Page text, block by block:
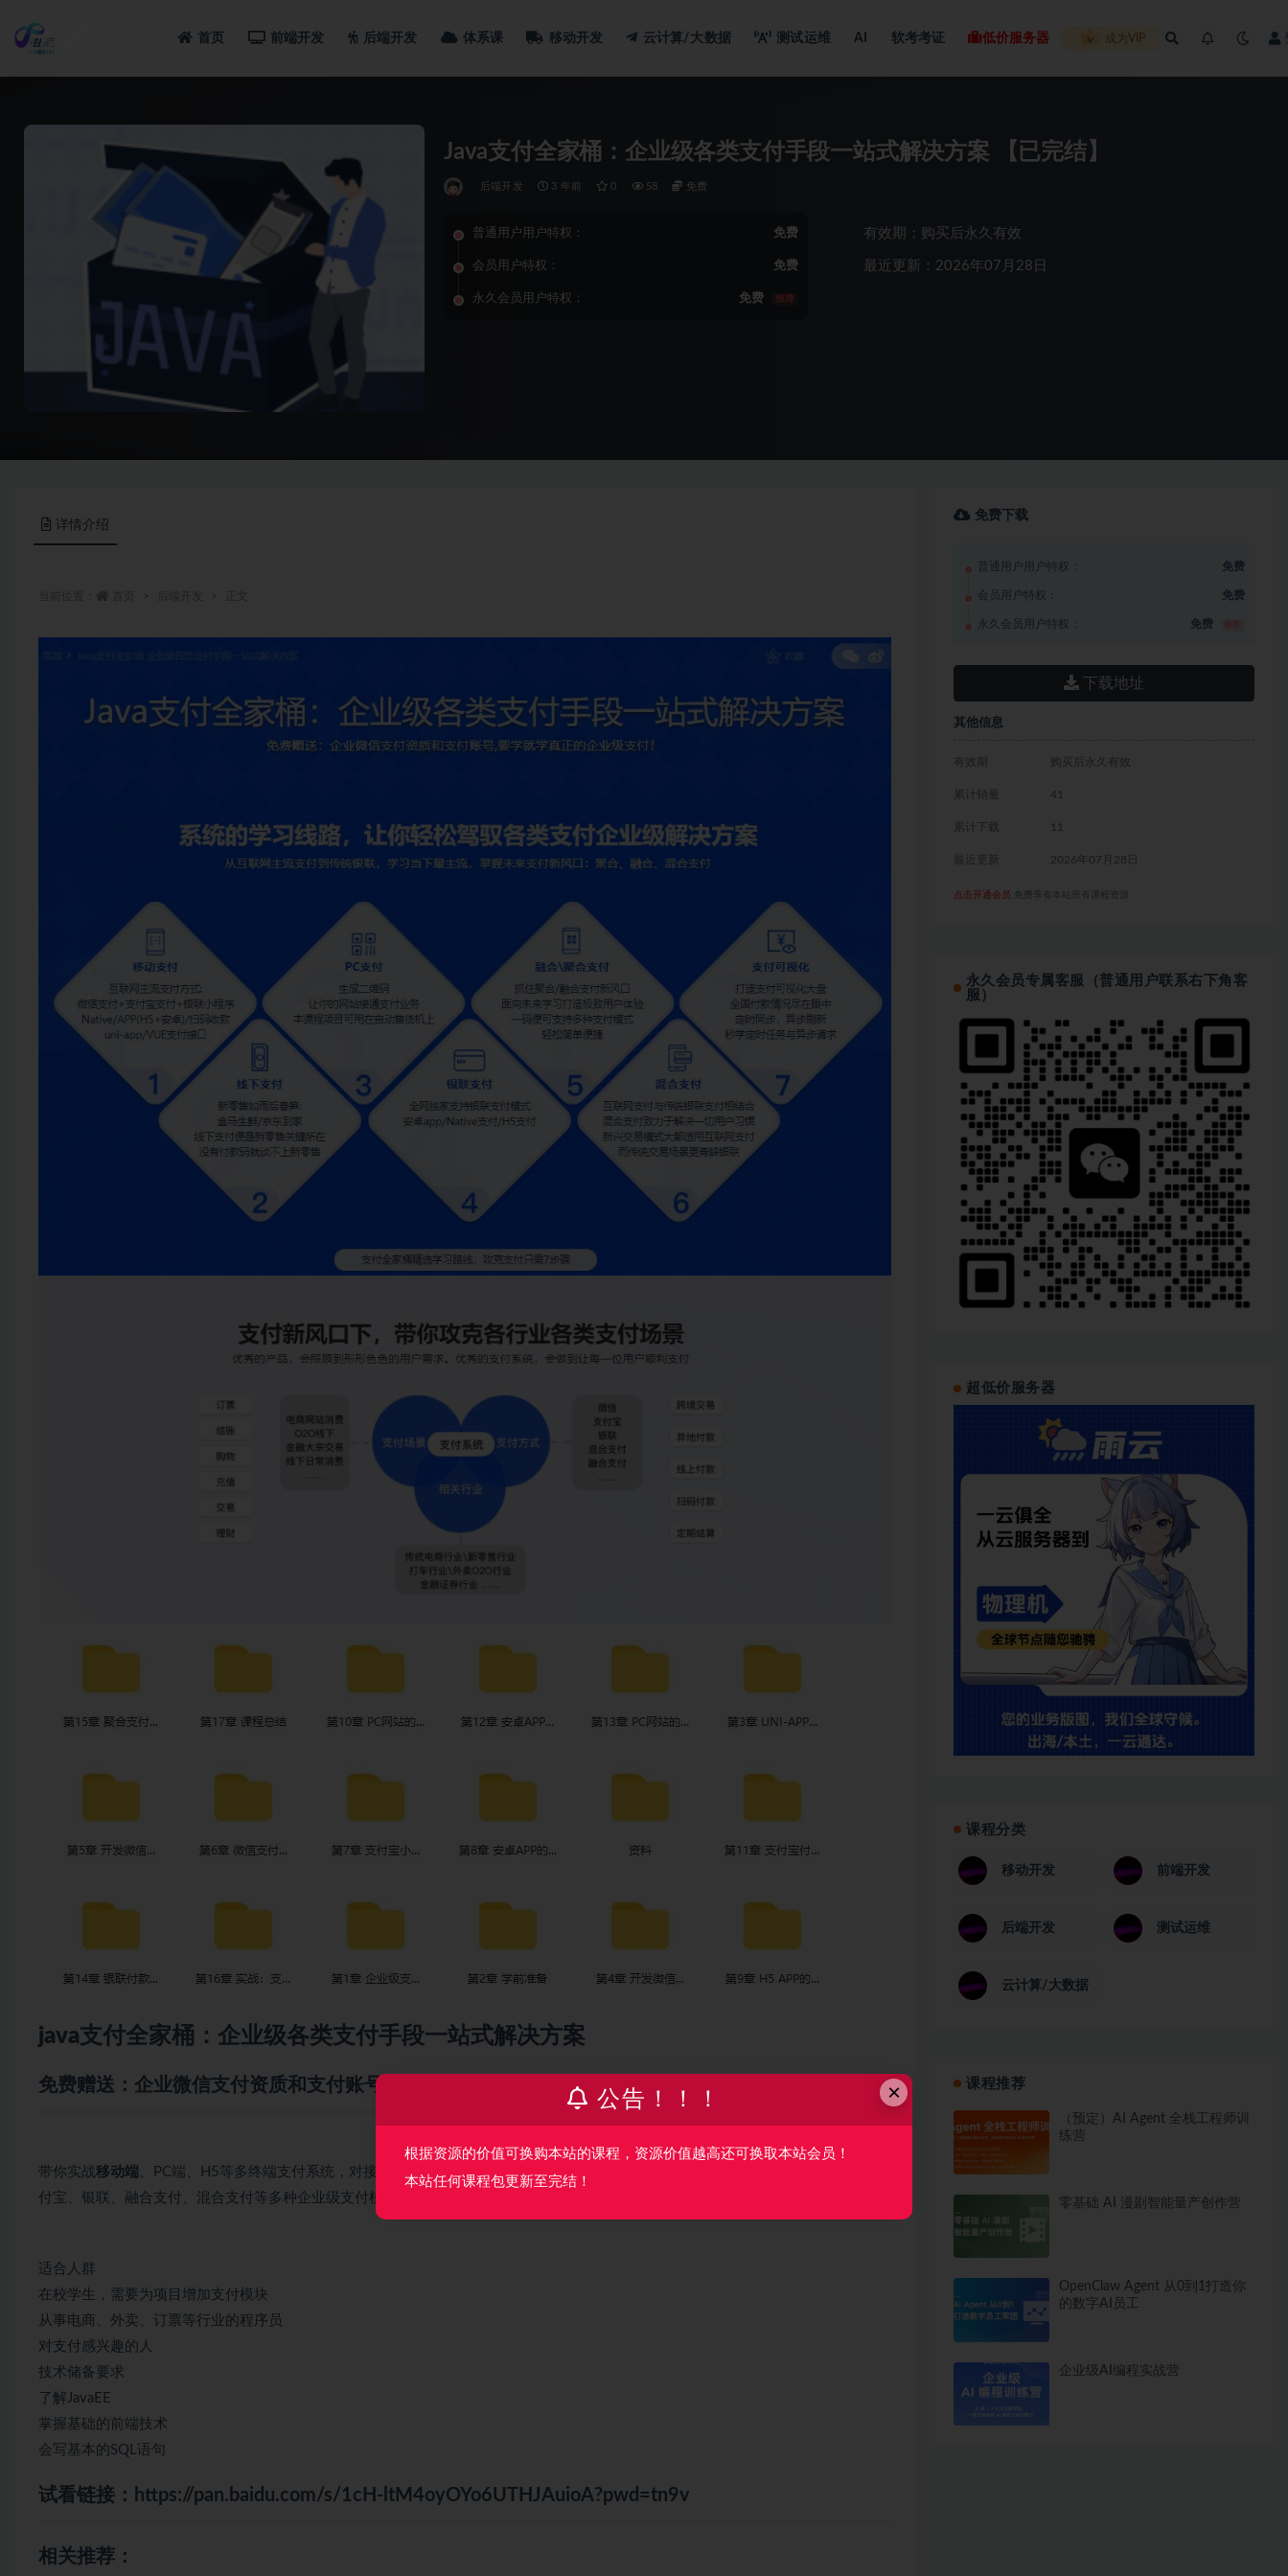
首页 前端开发 后端开发 体系课 移动开发 云计算/大数据 测试运维 AI 软考考证 低价服务器 成为VIP
Java支付全家桶：企业级各类支付手段一站式解决方案 【已完结】
后端开发 3 年前 0 58 免费
普通用户用户特权： 免费
会员用户特权： 免费
永久会员用户特权： 免费 推荐
有效期：购买后永久有效
最近更新：2026年07月28日
详情介绍
java支付全家桶：企业级各类支付手段一站式解决方案
免费赠送：企业微信支付资质和支付账号,要学就学真正的企业级支付！
带你实战移动端 、PC端、H5等多终端支付系统，对接各类真实业务系统，如外卖、电商、订票等各行业的业务系统，并支持微信、支
付宝、银联、融合支付、混合支付等多种企业级支付模式，
适合人群
在校学生，需要为项目增加支付模块
从事电商、外卖、订票等行业的程序员
对支付感兴趣的人
技术储备要求
了解JavaEE
掌握基础的前端技术
会写基本的SQL语句
试看链接： https://pan.baidu.com/s/1cH-ltM4oyOYo6UTHJAuioA?pwd=tn9v
相关推荐：
免费下载
普通用户用户特权： 免费
会员用户特权： 免费
永久会员用户特权： 免费
下载地址
其他信息
有效期 购买后永久有效
累计销量 41
累计下载 11
最近更新 2026年07月28日
点击开通会员 免费享有本站所有课程资源
永久会员专属客服（普通用户联系右下角客
服）
超低价服务器
课程分类
移动开发 前端开发
后端开发 测试运维
云计算/大数据
课程推荐
（预定）AI Agent 全栈工程师训
练营
零基础 AI 漫剧智能量产创作营
OpenClaw Agent 从0到1打造你
的数字AI员工
企业级AI编程实战营
×
公告！！！
根据资源的价值可换购本站的课程，资源价值越高还可换取本站会员！
本站任何课程包更新至完结！